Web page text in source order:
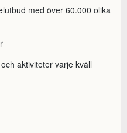
med över 60.000 olika
aktiviteter varje kväll